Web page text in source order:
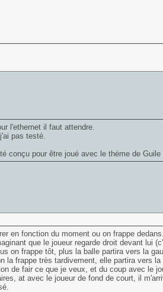
l'ethernet il faut attendre.
pas testé.
conçu pour être joué avec le thème de Guile
en fonction du moment ou on frappe dedans.
que le joueur regarde droit devant lui
on frappe tôt, plus la balle partira vers la
la frappe très tardivement, elle partira vers
de fair ce que je veux, et du coup avec le
at avec le joueur de fond de court, il